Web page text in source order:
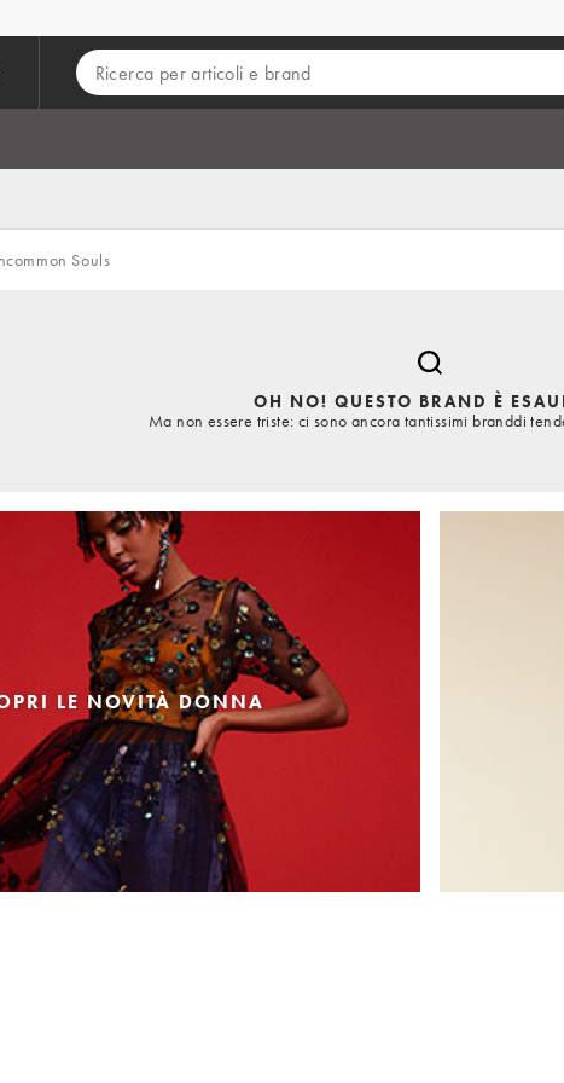
Souls
OH NO! QUESTO BRAND È
Ma non essere triste: ci sono ancora tantissimi branddi
LE NOVITÀ DONNA